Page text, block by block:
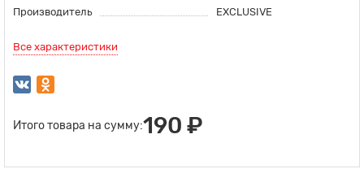
Производитель
EXCLUSIVE
Все характеристики
Итого товара на сумму:190 ₽